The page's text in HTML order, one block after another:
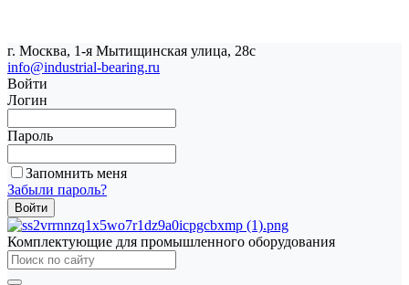
г. Москва, 1-я Мытищинская улица, 28с
info@industrial-bearing.ru
Войти
Логин
Пароль
Запомнить меня
Забыли пароль?
Комплектующие для промышленного оборудования